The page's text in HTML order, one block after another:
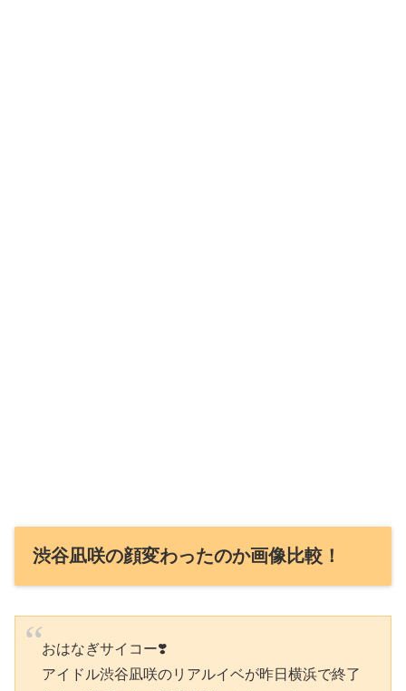
渋谷凪咲の顔変わったのか画像比較！
おはなぎサイコー❣️
アイドル渋谷凪咲のリアルイベが昨日横浜で終了